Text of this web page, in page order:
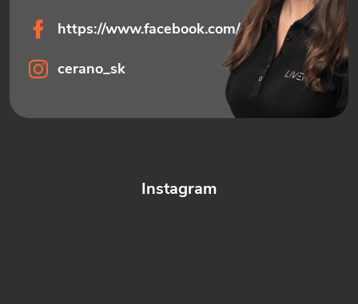
Instagram
https://www.facebook.com/ceranosk
cerano_sk